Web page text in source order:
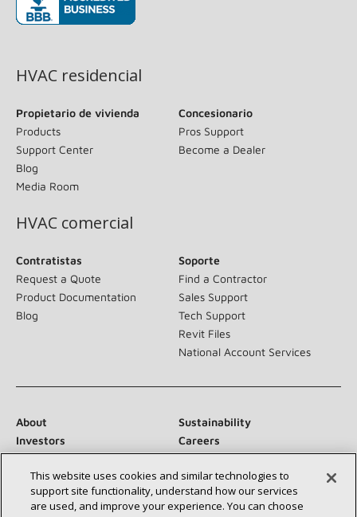
HVAC residencial
Propietario de vivienda
Products
Support Center
Blog
Media Room
Concesionario
Pros Support
Become a Dealer
HVAC comercial
Contratistas
Request a Quote
Product Documentation
Blog
Soporte
Find a Contractor
Sales Support
Tech Support
Revit Files
National Account Services
About
Sustainability
Investors
Careers
Suppliers
Contact Us
Newsroom
This website uses cookies and similar technologies to
support site functionality, understand how our services
are used, and improve your experience. You can choose